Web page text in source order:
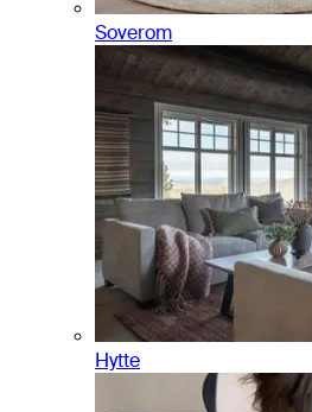
Soverom
Hytte